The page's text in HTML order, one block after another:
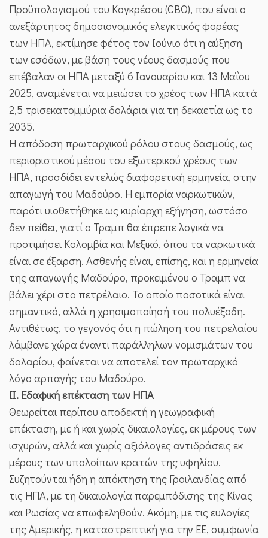
Προϋπολογισμού του Κογκρέσου (CBO), που είναι ο
ανεξάρτητος δημοσιονομικός ελεγκτικός φορέας
των ΗΠΑ, εκτίμησε φέτος τον Ιούνιο ότι η αύξηση
των εσόδων, με βάση τους νέους δασμούς που
επέβαλαν οι ΗΠΑ μεταξύ 6 Ιανουαρίου και 13 Μαΐου
2025, αναμένεται να μειώσει το χρέος των ΗΠΑ κατά
2,5 τρισεκατομμύρια δολάρια για τη δεκαετία ως το
2035.
Η απόδοση πρωταρχικού ρόλου στους δασμούς, ως
περιοριστικού μέσου του εξωτερικού χρέους των
ΗΠΑ, προσδίδει εντελώς διαφορετική ερμηνεία, στην
απαγωγή του Μαδούρο. Η εμπορία ναρκωτικών,
παρότι υιοθετήθηκε ως κυρίαρχη εξήγηση, ωστόσο
δεν πείθει, γιατί ο Τραμπ θα έπρεπε λογικά να
προτιμήσει Κολομβία και Μεξικό, όπου τα ναρκωτικά
είναι σε έξαρση. Ασθενής είναι, επίσης, και η ερμηνεία
της απαγωγής Μαδούρο, προκειμένου ο Τραμπ να
βάλει χέρι στο πετρέλαιο. Το οποίο ποσοτικά είναι
σημαντικό, αλλά η χρησιμοποίησή του πολυέξοδη.
Αντιθέτως, το γεγονός ότι η πώληση του πετρελαίου
λάμβανε χώρα έναντι παράλληλων νομισμάτων του
δολαρίου, φαίνεται να αποτελεί τον πρωταρχικό
λόγο αρπαγής του Μαδούρο.
ΙΙ. Εδαφική επέκταση των ΗΠΑ
Θεωρείται περίπου αποδεκτή η γεωγραφική
επέκταση, με ή και χωρίς δικαιολογίες, εκ μέρους των
ισχυρών, αλλά και χωρίς αξιόλογες αντιδράσεις εκ
μέρους των υπολοίπων κρατών της υφηλίου.
Συζητούνται ήδη η απόκτηση της Γροιλανδίας από
τις ΗΠΑ, με τη δικαιολογία παρεμπόδισης της Κίνας
και Ρωσίας να επωφεληθούν. Ακόμη, με τις ευλογίες
της Αμερικής, η καταστρεπτική για την ΕΕ, συμφωνία